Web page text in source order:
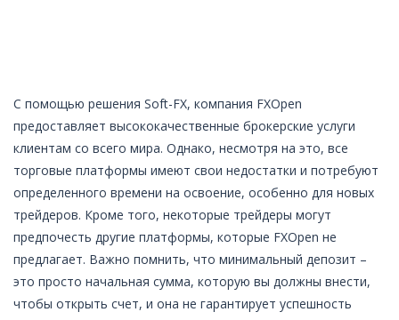
С помощью решения Soft-FX, компания FXOpen
предоставляет высококачественные брокерские услуги
клиентам со всего мира. Однако, несмотря на это, все
торговые платформы имеют свои недостатки и потребуют
определенного времени на освоение, особенно для новых
трейдеров. Кроме того, некоторые трейдеры могут
предпочесть другие платформы, которые FXOpen не
предлагает. Важно помнить, что минимальный депозит –
это просто начальная сумма, которую вы должны внести,
чтобы открыть счет, и она не гарантирует успешность